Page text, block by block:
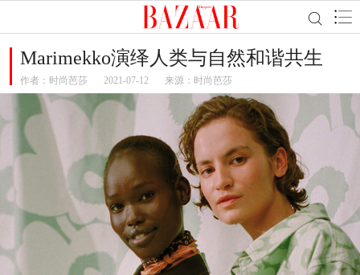
Marimekko演绎人类与自然和谐共生
作者： 时尚芭莎 2021-07-12 来源：时尚芭莎